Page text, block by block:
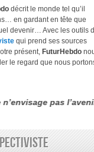
décrit le monde tel qu’il
en gardant en tête que
devenir… Avec les outils
qui prend ses sources
présent, FuturHebdo
le regard que nous